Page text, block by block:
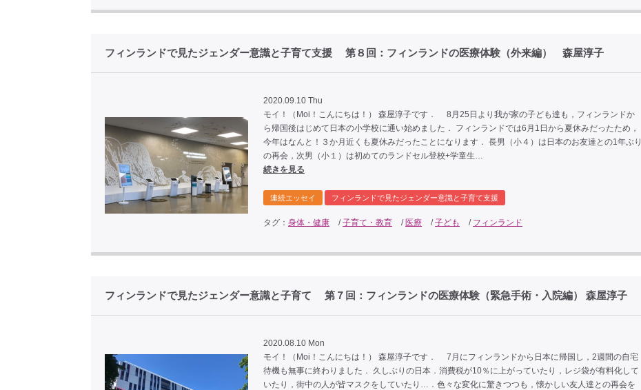
フィンランドで見たジェンダー意識と子育て支援 第８回：フィンランドの医療体験（外来編） 森屋淳子
2020.09.10 Thu
モイ！（Moi！こんにちは！） 森屋淳子です． 8月25日より我が家の子ども達も，フィンランドか
ら帰国後はじめて日本の小学校に通い始めました． フィンランドでは6月1日から夏休みだったため，
今年はなんと！３か月近くも夏休みだったことになります． 長男（小４）は日本のお友達との1年ぶり
の再会，次男（小１）は初めてのランドセル登校+学童生…
続きを見る
連続エッセイ フィンランドで見たジェンダー意識と子育て支援
タグ： 身体・健康 /子育て・教育 / 医療 /子ども / フィンランド
フィンランドで見たジェンダー意識と子育て 第７回：フィンランドの医療体験（緊急手術・入院編） 森屋淳子
2020.08.10 Mon
モイ！（Moi！こんにちは！） 森屋淳子です． 7月にフィンランドから日本に帰国し，2週間の自宅
待機も無事に終わりました． 久しぶりの日本．消費税が10％に上がっていたり，レジ袋が有料化して
いたり，街中の人が皆マスクをしていたり…．色々な変化に驚きつつも，懐かしい友人達との再会を